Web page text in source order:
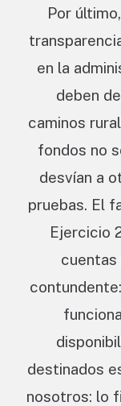
Por
en la
deben
caminos
fondos no
desvían a
pruebas. El
Ejercicio
destinados
nosotros: lo